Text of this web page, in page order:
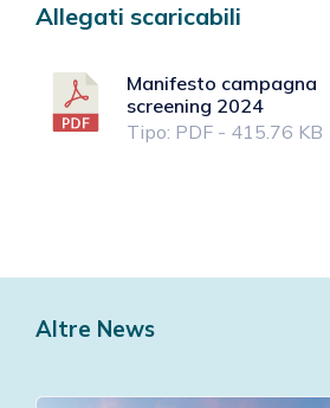
Allegati scaricabili
Manifesto campagna
screening 2024
Tipo: PDF - 415.76 KB
Altre News